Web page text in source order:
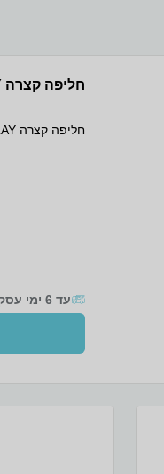
חליפה קצרה REPLAY
חליפה קצרה REPLAY בצבע שחור
עד 6 ימי עסקים